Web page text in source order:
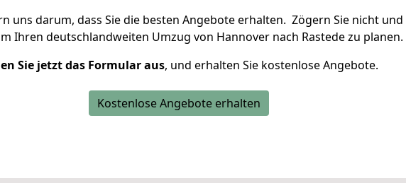
uns darum, dass Sie die besten Angebote erhalten. Zögern Sie nicht und
Ihren deutschlandweiten Umzug von Hannover nach Rastede zu planen.
Sie jetzt das Formular aus, und erhalten Sie kostenlose Angebote.
Kostenlose Angebote erhalten